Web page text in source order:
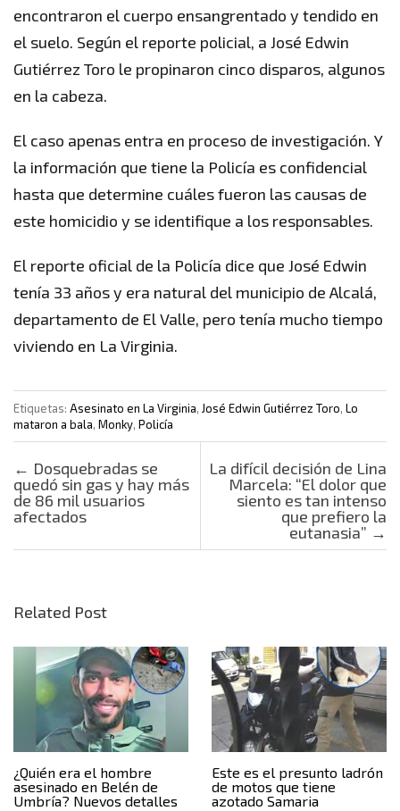
encontraron el cuerpo ensangrentado y tendido en
el suelo. Según el reporte policial, a José Edwin
Gutiérrez Toro le propinaron cinco disparos, algunos
en la cabeza.
El caso apenas entra en proceso de investigación. Y
la información que tiene la Policía es confidencial
hasta que determine cuáles fueron las causas de
este homicidio y se identifique a los responsables.
El reporte oficial de la Policía dice que José Edwin
tenía 33 años y era natural del municipio de Alcalá,
departamento de El Valle, pero tenía mucho tiempo
viviendo en La Virginia.
Etiquetas: Asesinato en La Virginia, José Edwin Gutiérrez Toro, Lo
mataron a bala, Monky, Policía
Post navigation
← Dosquebradas se
quedó sin gas y hay más
de 86 mil usuarios
afectados
La difícil decisión de Lina
Marcela: “El dolor que
siento es tan intenso
que prefiero la
eutanasia” →
Related Post
¿Quién era el hombre
asesinado en Belén de
Umbría? Nuevos detalles
Este es el presunto ladrón
de motos que tiene
azotado Samaria